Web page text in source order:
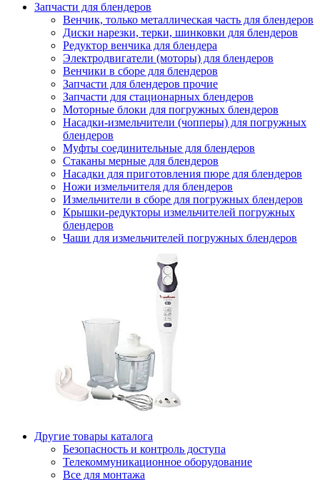
Запчасти для блендеров
Венчик, только металлическая часть для блендеров
Диски нарезки, терки, шинковки для блендеров
Редуктор венчика для блендера
Электродвигатели (моторы) для блендеров
Венчики в сборе для блендеров
Запчасти для блендеров прочие
Запчасти для стационарных блендеров
Моторные блоки для погружных блендеров
Насадки-измельчители (чопперы) для погружных
блендеров
Муфты соединительные для блендеров
Стаканы мерные для блендеров
Насадки для приготовления пюре для блендеров
Ножи измельчителя для блендеров
Измельчители в сборе для погружных блендеров
Крышки-редукторы измельчителей погружных
блендеров
Чаши для измельчителей погружных блендеров
Другие товары каталога
Безопасность и контроль доступа
Телекоммуникационное оборудование
Все для монтажа